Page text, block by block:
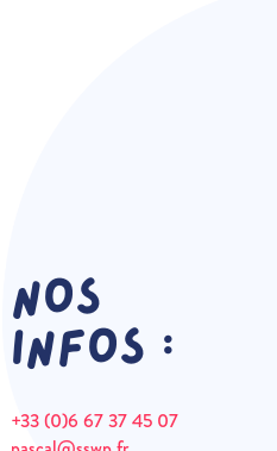
Nos
infos :
+33 (0)6 67 37 45 07